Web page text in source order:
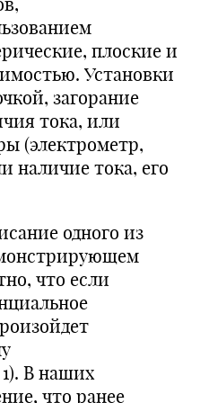
плоские и
Установки
загорание
тока, или
(электрометр,
наличие тока, его
одного из
что если
В наших
что ранее